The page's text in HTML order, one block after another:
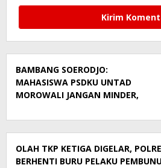
BAMBANG SOERODJO:
MAHASISWA PSDKU UNTAD
MOROWALI JANGAN MINDER,
BERDAYA SAING
OLAH TKP KETIGA DIGELAR,
BERHENTI BURU PELAKU